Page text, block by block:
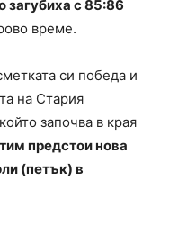
загубиха с 85:86
време.
си победа и
на Стария
започва в края
предстои нова
(петък) в